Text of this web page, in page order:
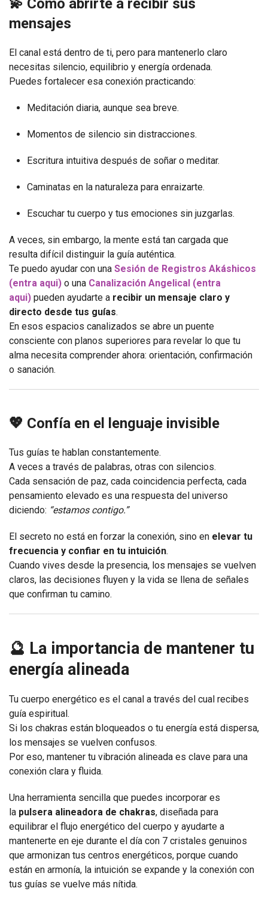
💫 Cómo abrirte a recibir sus
mensajes
El canal está dentro de ti, pero para mantenerlo claro
necesitas silencio, equilibrio y energía ordenada.
Puedes fortalecer esa conexión practicando:
Meditación diaria, aunque sea breve.
Momentos de silencio sin distracciones.
Escritura intuitiva después de soñar o meditar.
Caminatas en la naturaleza para enraizarte.
Escuchar tu cuerpo y tus emociones sin juzgarlas.
A veces, sin embargo, la mente está tan cargada que
resulta difícil distinguir la guía auténtica.
Te puedo ayudar con una Sesión de Registros Akáshicos
(entra aqui) o una Canalización Angelical (entra
aqui) pueden ayudarte a recibir un mensaje claro y
directo desde tus guías.
En esos espacios canalizados se abre un puente
consciente con planos superiores para revelar lo que tu
alma necesita comprender ahora: orientación, confirmación
o sanación.
💖 Confía en el lenguaje invisible
Tus guías te hablan constantemente.
A veces a través de palabras, otras con silencios.
Cada sensación de paz, cada coincidencia perfecta, cada
pensamiento elevado es una respuesta del universo
diciendo: “estamos contigo.”
El secreto no está en forzar la conexión, sino en elevar tu
frecuencia y confiar en tu intuición.
Cuando vives desde la presencia, los mensajes se vuelven
claros, las decisiones fluyen y la vida se llena de señales
que confirman tu camino.
🔮 La importancia de mantener tu
energía alineada
Tu cuerpo energético es el canal a través del cual recibes
guía espiritual.
Si los chakras están bloqueados o tu energía está dispersa,
los mensajes se vuelven confusos.
Por eso, mantener tu vibración alineada es clave para una
conexión clara y fluida.
Una herramienta sencilla que puedes incorporar es
la pulsera alineadora de chakras, diseñada para
equilibrar el flujo energético del cuerpo y ayudarte a
mantenerte en eje durante el día con 7 cristales genuinos
que armonizan tus centros energéticos, porque cuando
están en armonía, la intuición se expande y la conexión con
tus guías se vuelve más nítida.